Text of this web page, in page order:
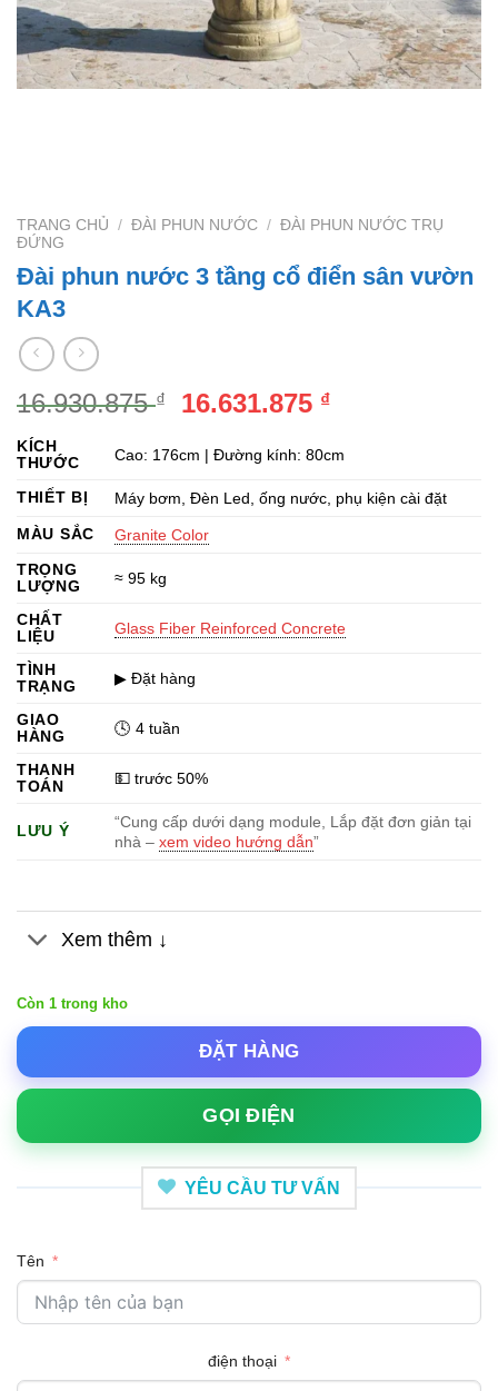
TRANG CHỦ / ĐÀI PHUN NƯỚC / ĐÀI PHUN NƯỚC TRỤ
ĐỨNG
Đài phun nước 3 tầng cổ điển sân vườn
KA3
16.930.875₫
Giá
là:
16.631.875 ₫Giá
tại
16.631.875 ₫.
KÍCH
THƯỚC
Cao: 176cm | Đường kính: 80cm
THIẾT BỊ
Máy bơm, Đèn Led, ống nước, phụ kiện cài đặt
MÀU SẮC
Granite Color
TRỌNG
LƯỢNG
≈ 95 kg
CHẤT
LIỆU
Glass Fiber Reinforced Concrete
TÌNH
TRẠNG
▶ Đặt hàng
GIAO
HÀNG
🕓 4 tuần
THANH
TOÁN
💵 trước 50%
LƯU Ý
“Cung cấp dưới dạng module, Lắp đặt đơn giản tại
nhà –xem video hướng dẫn”
Xem thêm ↓
Còn 1 trong kho
ĐẶT HÀNG
GỌI ĐIỆN
YÊU CẦU TƯ VẤN
Tên
điện thoại